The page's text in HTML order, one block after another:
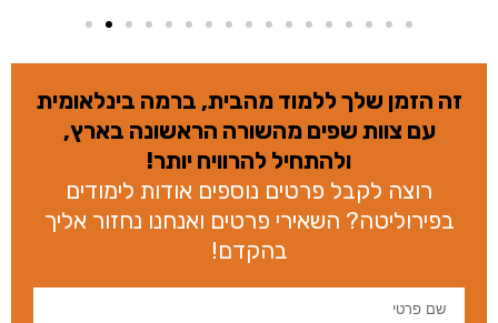
זה הזמן שלך ללמוד מהבית, ברמה בינלאומית
עם צוות שפים מהשורה הראשונה בארץ,
ולהתחיל להרוויח יותר!
רוצה לקבל פרטים נוספים אודות לימודים
בפירוליטה? השאירי פרטים ואנחנו נחזור אליך
בהקדם!